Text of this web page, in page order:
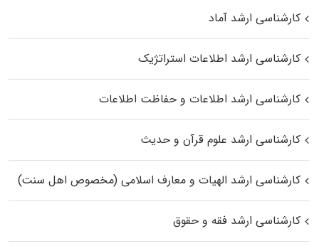
کارشناسی ارشد آماد
کارشناسی ارشد اطلاعات استراتژیک
کارشناسی ارشد اطلاعات و حفاظت اطلاعات
کارشناسی ارشد علوم قرآن و حدیث
کارشناسی ارشد الهیات و معارف اسلامی (مخصوص اهل سنت)
کارشناسی ارشد فقه و حقوق